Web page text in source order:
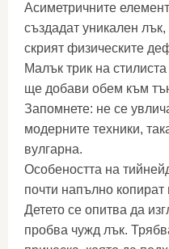
Асиметричните
създадат уникален
скрият физическите
Малък трик на
ще добави обем към
Запомнете: не се
модерните техники,
вулгарна.
Особеността на
почти напълно
Детето се опитва да
пробва чужд лък.